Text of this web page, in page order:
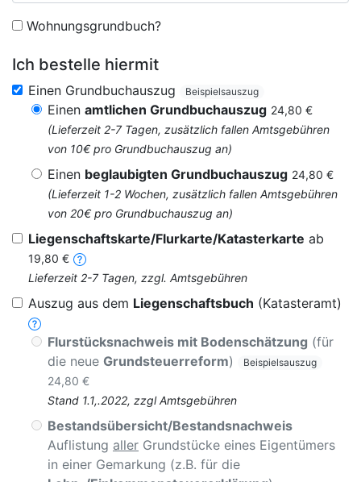
Wohnungsgrundbuch?
Ich bestelle hiermit
Einen Grundbuchauszug Beispielsauszug
Einen amtlichen Grundbuchauszug 24,80 €
(Lieferzeit 2-7 Tagen, zusätzlich fallen Amtsgebühren
von 10€ pro Grundbuchauszug an)
Einen beglaubigten Grundbuchauszug 24,80 €
(Lieferzeit 1-2 Wochen, zusätzlich fallen Amtsgebühren
von 20€ pro Grundbuchauszug an)
Liegenschaftskarte/Flurkarte/Katasterkarte ab
19,80 €
Lieferzeit 2-7 Tagen, zzgl. Amtsgebühren
Auszug aus dem Liegenschaftsbuch (Katasteramt)
Flurstücksnachweis mit Bodenschätzung (für
die neue Grundsteuerreform) Beispielsauszug
24,80 €
Stand 1.1,.2022, zzgl Amtsgebühren
Bestandsübersicht/Bestandsnachweis
Auflistung aller Grundstücke eines Eigentümers
in einer Gemarkung (z.B. für die